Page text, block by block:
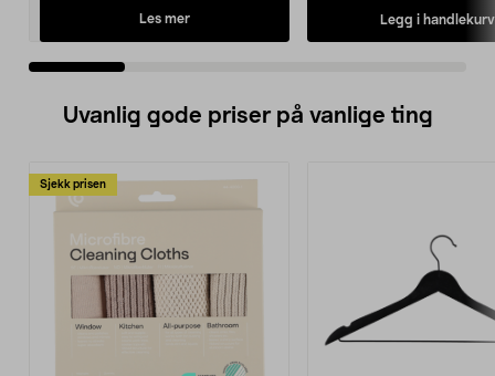
Les mer Legg i handlekurv
Uvanlig gode priser på vanlige ting
Sjekk prisen